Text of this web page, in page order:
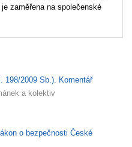
zaměřena na společenské
198/2009 Sb.). Komentář
a kolektiv
o bezpečnosti České